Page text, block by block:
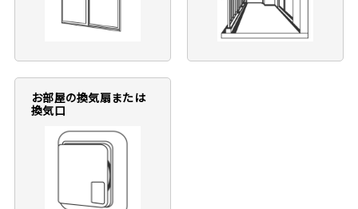
お部屋の換気扇または
換気口